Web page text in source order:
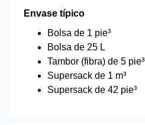
Envase típico
Bolsa de 1 pie³
Bolsa de 25 L
Tambor (fibra) de 5 pie³
Supersack de 1 m³
Supersack de 42 pie³